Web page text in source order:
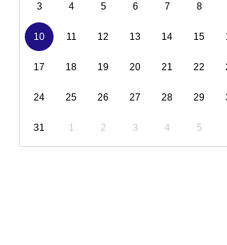
3 4 5 6 7 8
10 11 12 13 14 15
17 18 19 20 21 22
24 25 26 27 28 29
31 1 2 3 4 5